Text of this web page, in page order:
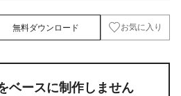
無料ダウンロード お気に入り
ベースに制作しません